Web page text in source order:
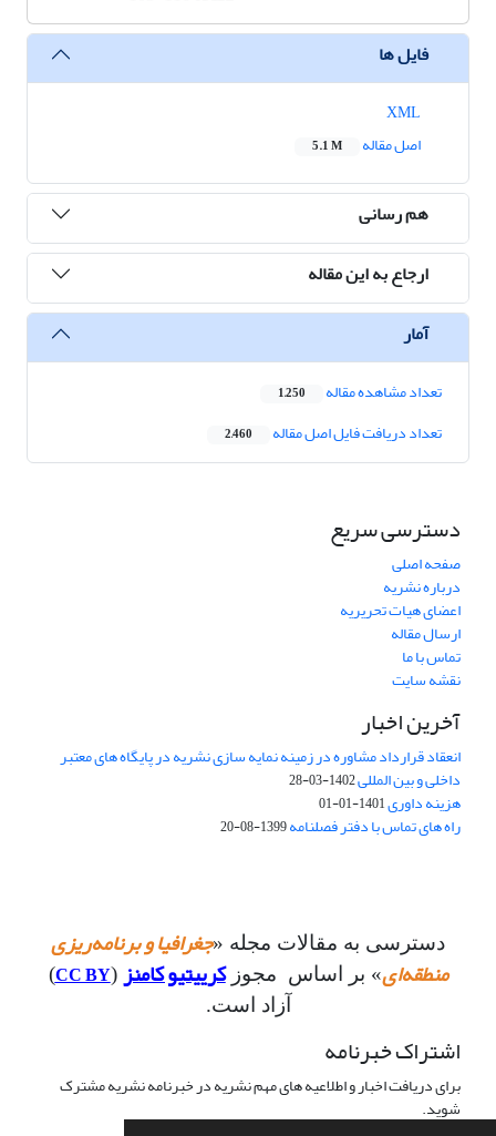
فایل ها
اصل مقاله
5.1 M
هم رسانی
ارجاع به این مقاله
آمار
تعداد مشاهده مقاله 1,250
تعداد دریافت فایل اصل مقاله 2,460
دسترسی سریع
صفحه اصلی
درباره نشریه
اعضای هیات تحریریه
ارسال مقاله
تماس با ما
نقشه سایت
آخرین اخبار
انعقاد قرارداد مشاوره در زمینه نمایه سازی نشریه در پایگاه های معتبر
داخلی و بین المللی1402-03-28
هزینه داوری1401-01-01
راه های تماس با دفتر فصلنامه1399-08-20
دسترسی به مقالات مجله «جغرافیا و برنامه‌ریزی
منطقه‌ای» بر اساس مجوزکرییتیو کامنز (
CC BY
)
آزاد است.
اشتراک خبرنامه
برای دریافت اخبار و اطلاعیه های مهم نشریه در خبرنامه نشریه مشترک
شوید.